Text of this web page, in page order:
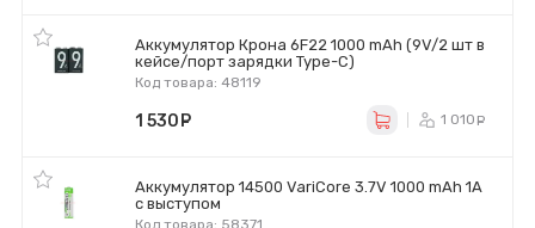
Аккумулятор Крона 6F22 1000 mAh (9V/2 шт в
кейсе/порт зарядки Type-C)
Код товара: 48119
1 530 1 010
Аккумулятор 14500 VariCore 3.7V 1000 mAh 1A
с выступом
Код товара: 58371